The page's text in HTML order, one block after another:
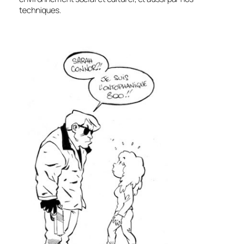
techniques.